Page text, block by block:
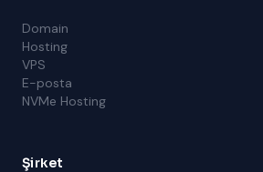
Domain
Hosting
VPS
E-posta
NVMe Hosting
Şirket